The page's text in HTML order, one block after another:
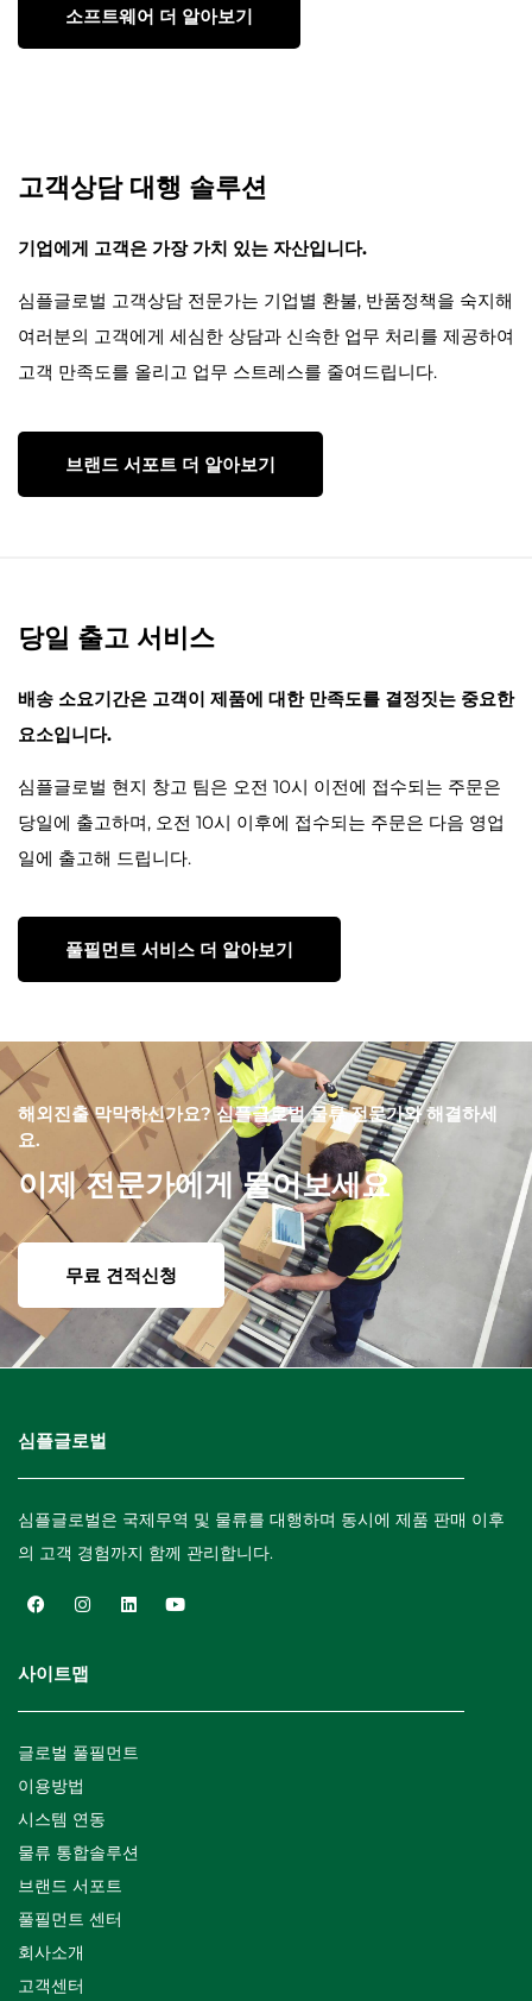
소프트웨어 더 알아보기
고객상담 대행 솔루션
기업에게 고객은 가장 가치 있는 자산입니다.
심플글로벌 고객상담 전문가는 기업별 환불, 반품정책을 숙지해
여러분의 고객에게 세심한 상담과 신속한 업무 처리를 제공하여
고객 만족도를 올리고 업무 스트레스를 줄여드립니다.
브랜드 서포트 더 알아보기
당일 출고 서비스
배송 소요기간은 고객이 제품에 대한 만족도를 결정짓는 중요한
요소입니다.
심플글로벌 현지 창고 팀은 오전 10시 이전에 접수되는 주문은
당일에 출고하며, 오전 10시 이후에 접수되는 주문은 다음 영업
일에 출고해 드립니다.
풀필먼트 서비스 더 알아보기
해외진출 막막하신가요? 심플글로벌 물류 전문가와 해결하세
요.
이제 전문가에게 물어보세요
무료 견적신청
심플글로벌
심플글로벌은 국제무역 및 물류를 대행하며 동시에 제품 판매 이후
의 고객 경험까지 함께 관리합니다.
사이트맵
글로벌 풀필먼트
이용방법
시스템 연동
물류 통합솔루션
브랜드 서포트
풀필먼트 센터
회사소개
고객센터